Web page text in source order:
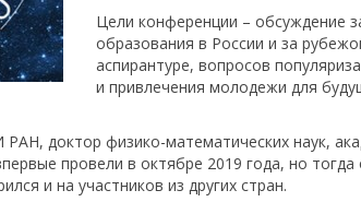
Цели конференции – обсуждение
образования в России и за
аспирантуре, вопросов
и привлечения молодежи для
доктор физико-математических наук,
провели в октябре 2019 года, но тогда
и на участников из других стран.